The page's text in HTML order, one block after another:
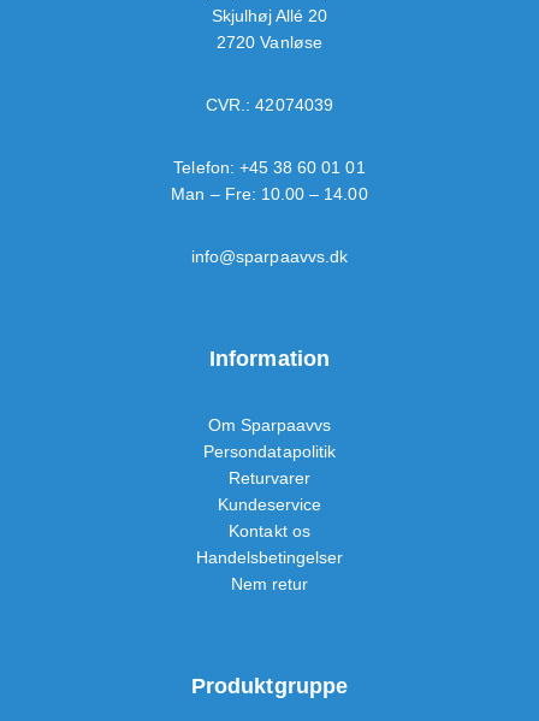
Skjulhøj Allé 20
2720 Vanløse
CVR.: 42074039
Telefon: +45 38 60 01 01
Man – Fre: 10.00 – 14.00
info@sparpaavvs.dk
Information
Om Sparpaavvs
Persondatapolitik
Returvarer
Kundeservice
Kontakt os
Handelsbetingelser
Nem retur
Produktgruppe